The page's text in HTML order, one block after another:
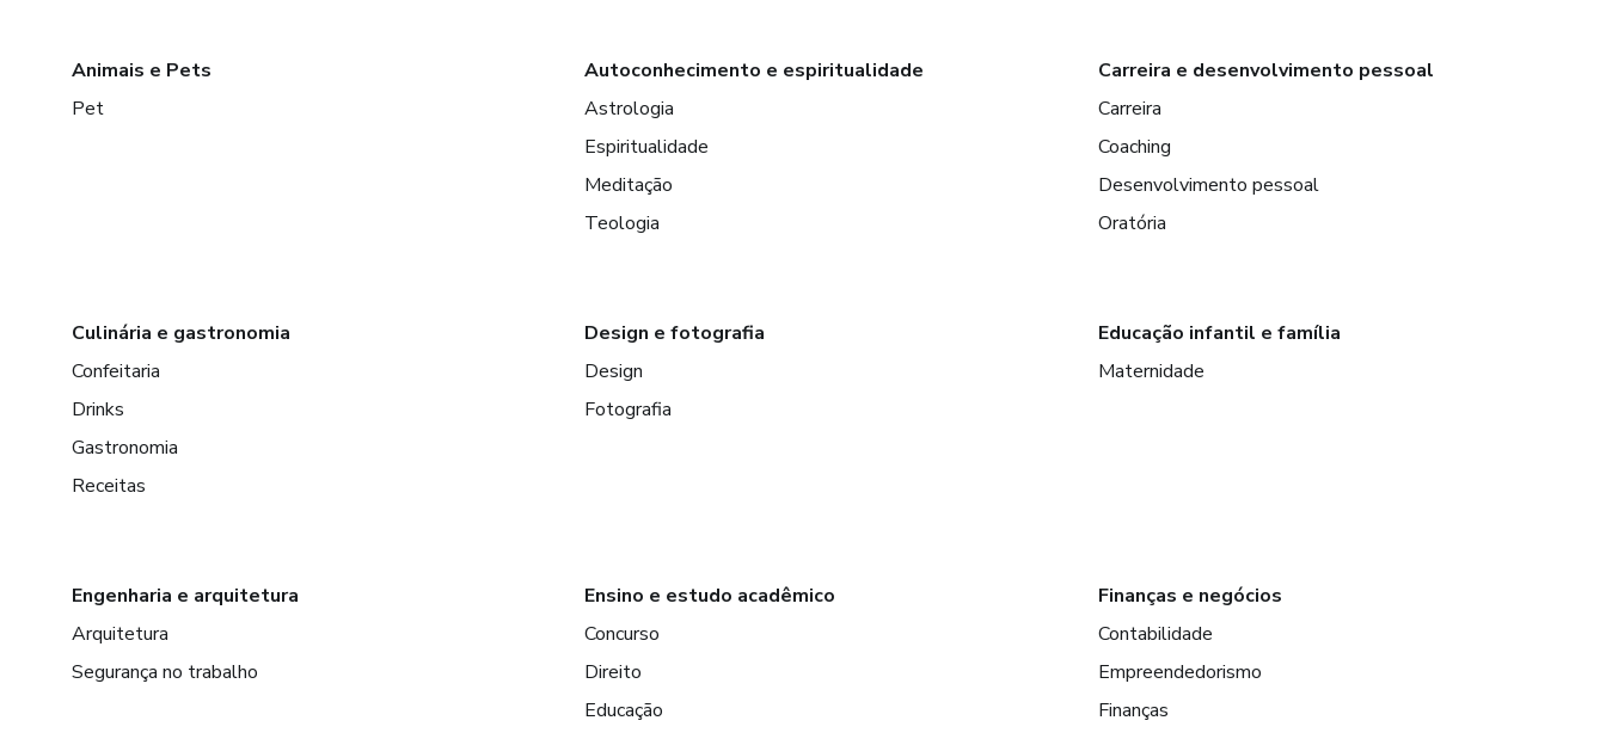
Animais e Pets
Pet
Autoconhecimento e espiritualidade
Astrologia
Espiritualidade
Meditação
Teologia
Carreira e desenvolvimento pessoal
Carreira
Coaching
Desenvolvimento pessoal
Oratória
Culinária e gastronomia
Confeitaria
Drinks
Gastronomia
Receitas
Design e fotografia
Design
Fotografia
Educação infantil e família
Maternidade
Engenharia e arquitetura
Arquitetura
Segurança no trabalho
Ensino e estudo acadêmico
Concurso
Direito
Educação
Finanças e negócios
Contabilidade
Empreendedorismo
Finanças